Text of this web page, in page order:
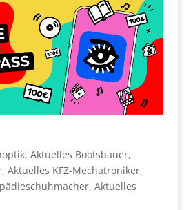
, Aktuelles Bootsbauer,
, Aktuelles KFZ-Mechatroniker,
, Aktuelles